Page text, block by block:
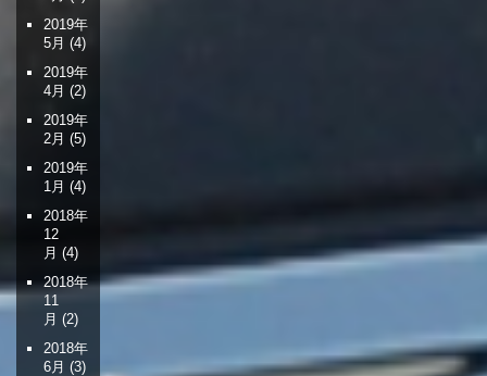
2019年
5月 (4)
2019年
4月 (2)
2019年
2月 (5)
2019年
1月 (4)
2018年
12
月 (4)
2018年
11
月 (2)
2018年
6月 (3)